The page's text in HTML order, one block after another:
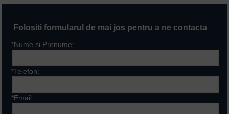
Folositi formularul de mai jos pentru a ne contacta
*Nume si Prenume:
*Telefon:
*Email: